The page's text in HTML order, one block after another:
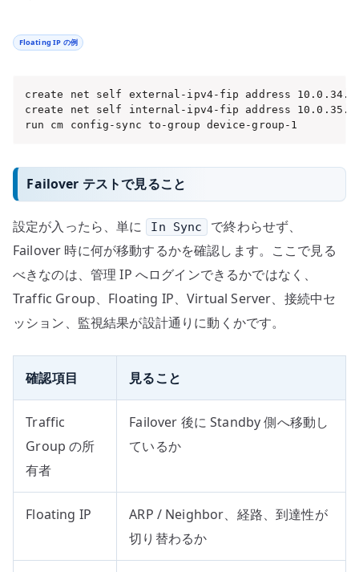
Floating IP の例
create net self external-ipv4-fip address
create net self internal-ipv4-fip address
run cm config-sync to-group device-group-1
Failover テストで見ること
設定が入ったら、単に In Sync
で終わらせず、
Failover 時に何が移動するかを確認します。ここで見る
べきなのは、管理 IP へログインできるかではなく、
Traffic Group、Floating IP、Virtual Server、接続中セ
ッション、監視結果が設計通りに動くかです。
確認項目 見ること
Traffic
Group の所
有者
Failover 後に Standby 側へ移動し
ているか
Floating IP
ARP / Neighbor、経路、到達性が
切り替わるか